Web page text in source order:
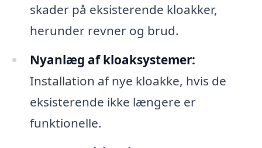
skader på eksisterende kloakker,
herunder revner og brud.
Nyanlæg af kloaksystemer:
Installation af nye kloakke, hvis de
eksisterende ikke længere er
funktionelle.